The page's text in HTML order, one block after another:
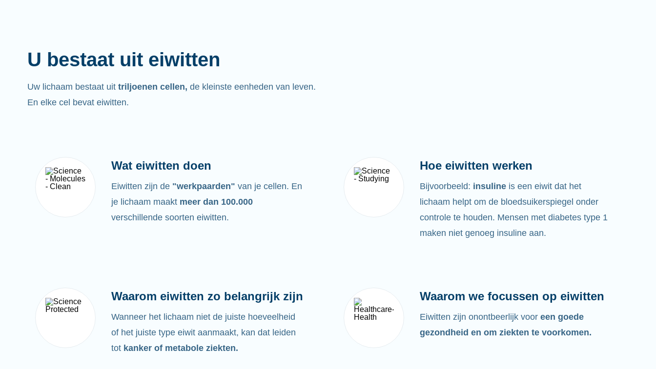
U bestaat uit eiwitten
Uw lichaam bestaat uit triljoenen cellen, de kleinste eenheden van leven.
En elke cel bevat eiwitten.
Wat eiwitten doen
Eiwitten zijn de "werkpaarden" van je cellen. En
je lichaam maakt meer dan 100.000
verschillende soorten eiwitten.
Hoe eiwitten werken
Bijvoorbeeld: insuline is een eiwit dat het
lichaam helpt om de bloedsuikerspiegel onder
controle te houden. Mensen met diabetes type 1
maken niet genoeg insuline aan.
Waarom eiwitten zo belangrijk zijn
Wanneer het lichaam niet de juiste hoeveelheid
of het juiste type eiwit aanmaakt, kan dat leiden
tot kanker of metabole ziekten.
Waarom we focussen op eiwitten
Eiwitten zijn onontbeerlijk voor een goede
gezondheid en om ziekten te voorkomen.